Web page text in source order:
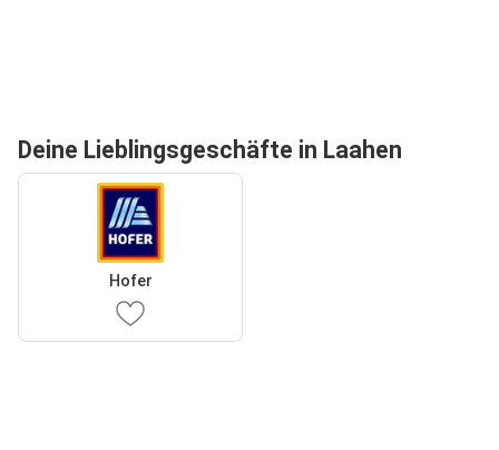
Deine Lieblingsgeschäfte in Laahen
Hofer